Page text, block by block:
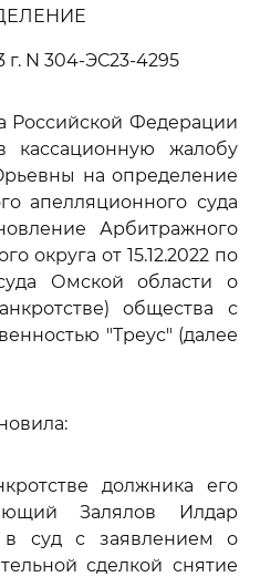
г. N 304-ЭС23-4295
Российской Федерации
кассационную жалобу
на определение
апелляционного суда
Арбитражного
округа от 15.12.2022 по
Омской области о
общества с
"Треус" (далее
должника его
Залялов Илдар
в суд с заявлением о
сделкой снятие